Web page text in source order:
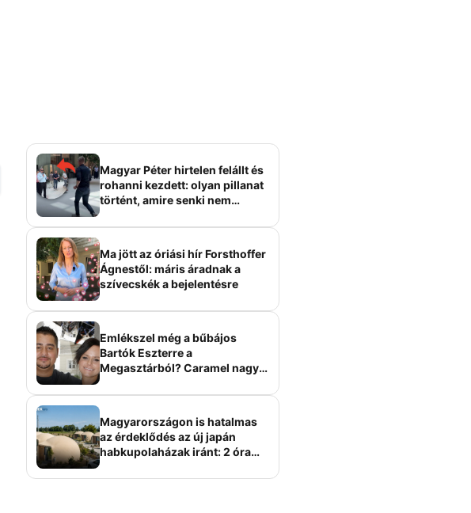
Magyar Péter hirtelen felállt és
rohanni kezdett: olyan pillanat
történt, amire senki nem
Ma jött az óriási hír Forsthoffer
Ágnestől: máris áradnak a
szívecskék a bejelentésre
Emlékszel még a bűbájos
Bartók Eszterre a
Megasztárból? Caramel nagy
Magyarországon is hatalmas
az érdeklődés az új japán
habkupolaházak iránt: 2 óra
elképesztő áron hirdetik őket